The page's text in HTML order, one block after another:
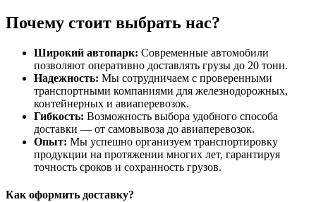
Почему стоит выбрать нас?
Широкий автопарк: Современные автомобили
позволяют оперативно доставлять грузы до 20 тонн.
Надежность: Мы сотрудничаем с проверенными
транспортными компаниями для железнодорожных,
контейнерных и авиаперевозок.
Гибкость: Возможность выбора удобного способа
доставки — от самовывоза до авиаперевозок.
Опыт: Мы успешно организуем транспортировку
продукции на протяжении многих лет, гарантируя
точность сроков и сохранность грузов.
Как оформить доставку?